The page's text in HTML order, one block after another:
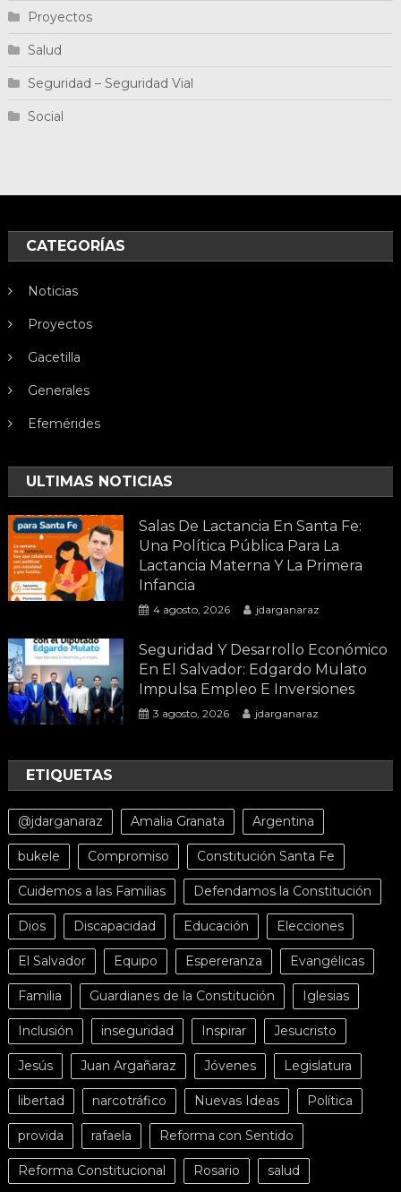
Proyectos
Salud
Seguridad – Seguridad Vial
Social
CATEGORÍAS
Noticias
Proyectos
Gacetilla
Generales
Efemérides
ULTIMAS NOTICIAS
Salas De Lactancia En Santa Fe:
Una Política Pública Para La
Lactancia Materna Y La Primera
Infancia
4 agosto, 2026 jdarganaraz
Seguridad Y Desarrollo Económico
En El Salvador: Edgardo Mulato
Impulsa Empleo E Inversiones
3 agosto, 2026 jdarganaraz
ETIQUETAS
@jdarganaraz Amalia Granata Argentina
bukele Compromiso Constitución Santa Fe
Cuidemos a las Familias Defendamos la Constitución
Dios Discapacidad Educación Elecciones
El Salvador Equipo Espereranza Evangélicas
Familia Guardianes de la Constitución Iglesias
Inclusión inseguridad Inspirar Jesucristo
Jesús Juan Argañaraz Jóvenes Legislatura
libertad narcotráfico Nuevas Ideas Política
provida rafaela Reforma con Sentido
Reforma Constitucional Rosario salud